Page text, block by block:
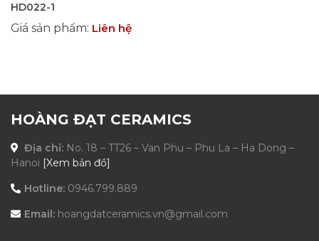
HD022-1
Giá sản phẩm: Liên hệ
HOÀNG ĐẠT CERAMICS
Địa chỉ: No. 18 – TT26 – Van Phu – Phu La – Ha Dong –
Hanoi [Xem bản đồ]
Hotline: 0946.799.889
Email: hoangdatceramics.vn@gmail.com